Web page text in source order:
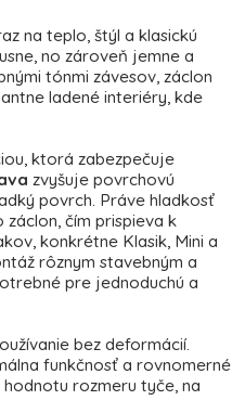
na teplo, štýl a klasickú
no zároveň jemne a
tónmi závesov, záclon
ladené interiéry, kde
ktorá zabezpečuje
zvyšuje povrchovú
povrch. Práve hladkosť
čím prispieva k
konkrétne Klasik, Mini a
rôznym stavebným a
pre jednoduchú a
bez deformácií.
funkčnosť a rovnomerné
rozmeru tyče, na